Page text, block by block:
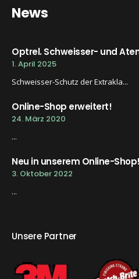
News
Optrel. Schweisser- und
1. April 2025
Schweisser-Schutz der Extrakla...
Online-Shop erweitert!
24. März 2020
...
Neu in unserem Online-Shop!
3. Oktober 2022
...
Unsere Partner